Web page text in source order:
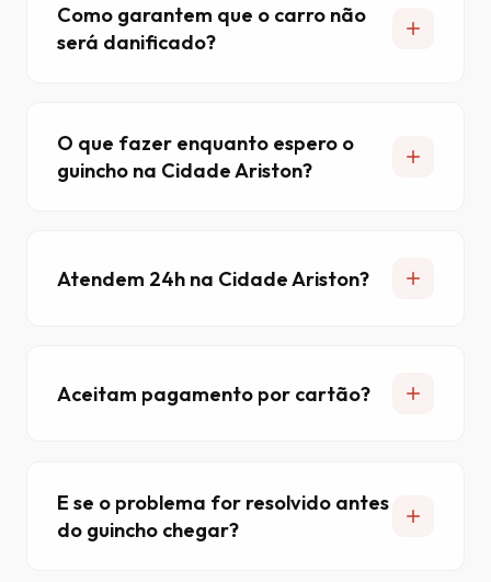
Como garantem que o carro não
será danificado?
O que fazer enquanto espero o
guincho na Cidade Ariston?
Atendem 24h na Cidade Ariston?
Aceitam pagamento por cartão?
E se o problema for resolvido antes
do guincho chegar?